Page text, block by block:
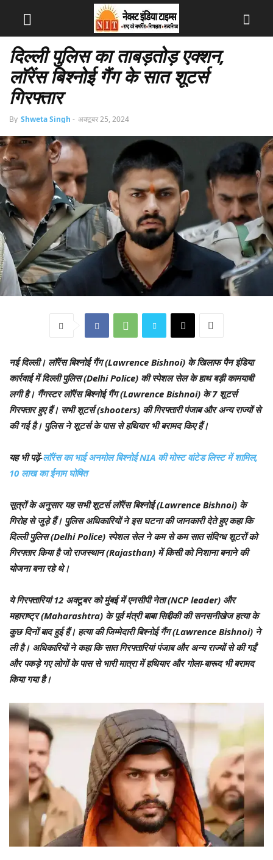
दिल्ली पुलिस का ताबड़तोड़ एक्शन,
लॉरेंस बिश्नोई गैंग के सात शूटर्स
गिरफ्तार
By Shweta Singh - अक्टूबर 25, 2024
नई दिल्ली। लॉरेंस बिश्नोई गैंग (Lawrence Bishnoi) के खिलाफ पैन इंडिया
कार्रवाई में दिल्ली पुलिस (Delhi Police) की स्पेशल सेल के हाथ बड़ी कामयाबी
लगी है। गैंगस्टर लॉरेंस बिश्नोई गैंग (Lawrence Bishnoi) के 7 शूटर्स
गिरफ्तार हुए हैं। सभी शूटर्स (shooters) की गिरफ्तारी पंजाब और अन्य राज्यों से
की गई है। पुलिस ने शूटर्स के पास से हथियार भी बरामद किए हैं।
यह भी पढ़ें-लॉरेंस का भाई अनमोल बिश्नोई NIA की मोस्ट वांटेड लिस्ट में शामिल,
10 लाख का ईनाम घोषित
सूत्रों के अनुसार यह सभी शूटर्स लॉरेंस बिश्नोई (Lawrence Bishnoi) के
गिरोह से जुड़े हैं। पुलिस अधिकारियों ने इस घटना की जानकारी देते हुए कहा कि
दिल्ली पुलिस (Delhi Police) स्पेशल सेल ने कम से कम सात संदिग्ध शूटरों को
गिरफ्तार किया है जो राजस्थान (Rajasthan) में किसी को निशाना बनाने की
योजना बना रहे थे।
ये गिरफ्तारियां 12 अक्टूबर को मुंबई में एनसीपी नेता (NCP leader) और
महाराष्ट्र (Maharashtra) के पूर्व मंत्री बाबा सिद्दीकी की सनसनीखेज हत्या के
कुछ दिनों बाद हुई हैं। हत्या की जिम्मेदारी बिश्नोई गैंग (Lawrence Bishnoi) ने
ली है। अधिकारियों ने कहा कि सात गिरफ्तारियां पंजाब और अन्य राज्यों से की गईं
और पकड़े गए लोगों के पास से भारी मात्रा में हथियार और गोला-बारूद भी बरामद
किया गया है।